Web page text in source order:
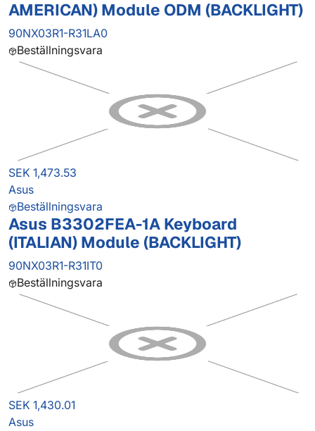
AMERICAN) Module ODM (BACKLIGHT)
90NX03R1-R31LA0
Beställningsvara
SEK 1,473.53
Asus
Beställningsvara
Asus B3302FEA-1A Keyboard
(ITALIAN) Module (BACKLIGHT)
90NX03R1-R31IT0
Beställningsvara
SEK 1,430.01
Asus